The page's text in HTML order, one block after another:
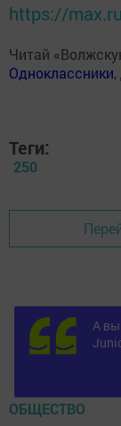
https://
Читай
Одноклассники,
Теги:
250
ОБЩЕСТВО
А вы